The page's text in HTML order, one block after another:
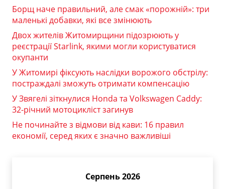
Борщ наче правильний, але смак «порожній»: три
маленькі добавки, які все змінюють
Двох жителів Житомирщини підозрюють у
реєстрації Starlink, якими могли користуватися
окупанти
У Житомирі фіксують наслідки ворожого обстрілу:
постраждалі зможуть отримати компенсацію
У Звягелі зіткнулися Honda та Volkswagen Caddy:
32-річний мотоцикліст загинув
Не починайте з відмови від кави: 16 правил
економії, серед яких є значно важливіші
Серпень 2026